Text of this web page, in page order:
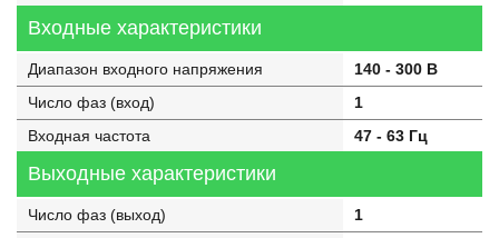
Входные характеристики
Диапазон входного напряжения
140 - 300 В
Число фаз (вход)
1
Входная частота
47 - 63 Гц
Выходные характеристики
Число фаз (выход)
1